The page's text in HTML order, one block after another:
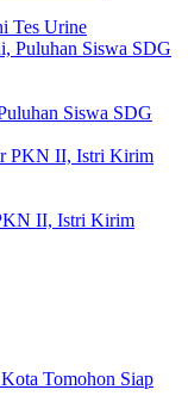
Tes Urine
Siswa SDG
II, Istri Kirim